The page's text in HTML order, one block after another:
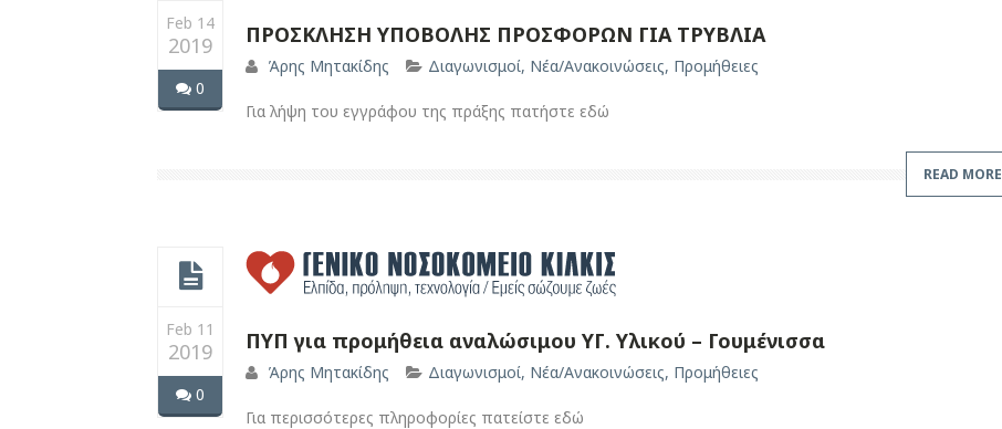
Feb 14
2019
0
ΠΡΟΣΚΛΗΣΗ ΥΠΟΒΟΛΗΣ ΠΡΟΣΦΟΡΩΝ ΓΙΑ ΤΡΥΒΛΙΑ
Άρης Μητακίδης Διαγωνισμοί, Νέα/Ανακοινώσεις, Προμήθειες
Για λήψη του εγγράφου της πράξης πατήστε εδώ
READ MORE
Feb 11
2019
0
ΠΥΠ για προμήθεια αναλώσιμου ΥΓ. Υλικού – Γουμένισσα
Άρης Μητακίδης Διαγωνισμοί, Νέα/Ανακοινώσεις, Προμήθειες
Για περισσότερες πληροφορίες πατείστε εδώ